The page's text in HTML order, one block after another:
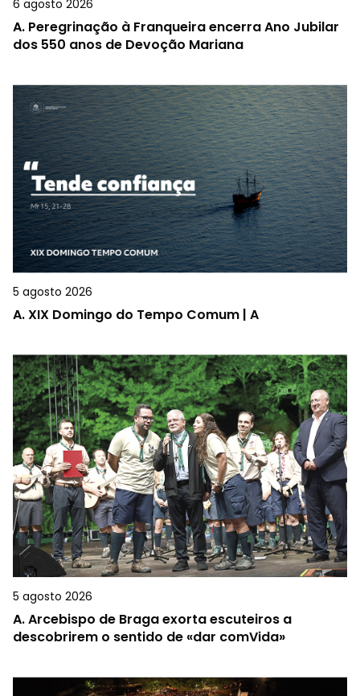
6 agosto 2026
A. Peregrinação à Franqueira encerra Ano Jubilar
dos 550 anos de Devoção Mariana
5 agosto 2026
A.XIX Domingo do Tempo Comum | A
5 agosto 2026
A.Arcebispo de Braga exorta escuteiros a
descobrirem o sentido de «dar comVida»